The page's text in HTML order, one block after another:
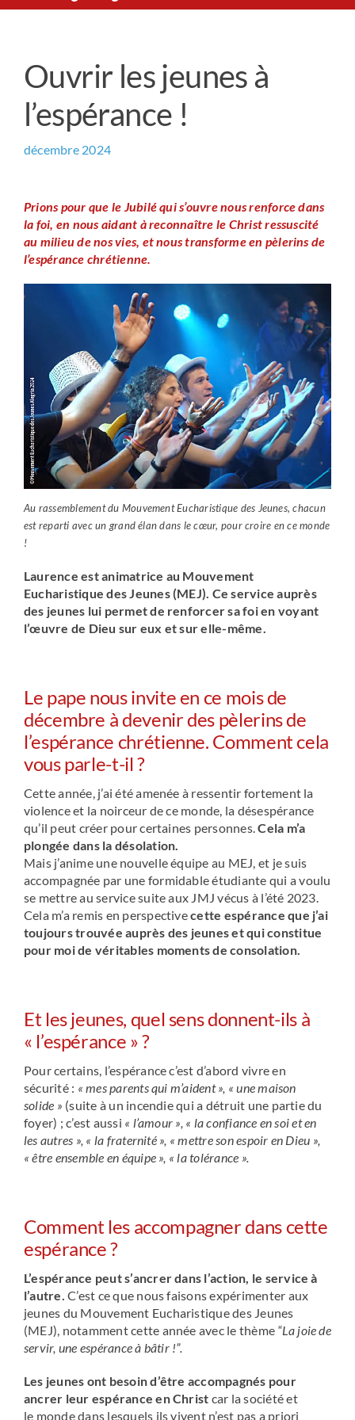
Prière universelle
Contact
Ouvrir les jeunes à
l’espérance !
décembre 2024
Prions pour que le Jubilé qui s’ouvre nous renforce dans
la foi, en nous aidant à reconnaître le Christ ressuscité
au milieu de nos vies, et nous transforme en pèlerins de
l’espérance chrétienne.
Au rassemblement du Mouvement Eucharistique des Jeunes, chacun
est reparti avec un grand élan dans le cœur, pour croire en ce monde
!
Laurence est animatrice au Mouvement
Eucharistique des Jeunes (MEJ). Ce service auprès
des jeunes lui permet de renforcer sa foi en voyant
l’œuvre de Dieu sur eux et sur elle-même.
Le pape nous invite en ce mois de
décembre à devenir des pèlerins de
l’espérance chrétienne. Comment cela
vous parle-t-il ?
Cette année, j’ai été amenée à ressentir fortement la
violence et la noirceur de ce monde, la désespérance
qu’il peut créer pour certaines personnes.Cela m’a
plongée dans la désolation.
Mais j’anime une nouvelle équipe au MEJ, et je suis
accompagnée par une formidable étudiante qui a voulu
se mettre au service suite aux JMJ vécus à l’été 2023.
Cela m’a remis en perspectivecette espérance que j’ai
toujours trouvée auprès des jeunes et qui constitue
pour moi de véritables moments de consolation.
Et les jeunes, quel sens donnent-ils à
« l’espérance » ?
Pour certains, l’espérance c’est d’abord vivre en
sécurité : « mes parents qui m’aident », « une maison
solide » (suite à un incendie qui a détruit une partie du
foyer) ; c’est aussi « l’amour », « la confiance en soi et en
les autres », « la fraternité », « mettre son espoir en Dieu »,
« être ensemble en équipe », « la tolérance ».
Comment les accompagner dans cette
espérance ?
L’espérance peut s’ancrer dans l’action, le service à
l’autre. C’est ce que nous faisons expérimenter aux
jeunes du Mouvement Eucharistique des Jeunes
(MEJ), notamment cette année avec le thème “La joie de
servir, une espérance à bâtir !”.
Les jeunes ont besoin d’être accompagnés pour
ancrer leur espérance en Christ car la société et
le monde dans lesquels ils vivent n’est pas a priori